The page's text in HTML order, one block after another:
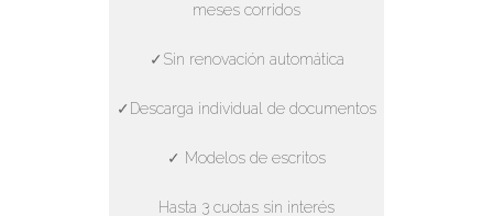
meses corridos
✓Sin renovación automática
✓Descarga individual de documentos
✓ Modelos de escritos
Hasta 3 cuotas sin interés